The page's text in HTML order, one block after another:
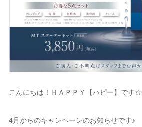
こんにちは！ＨＡＰＰＹ【ハピー】です☆
4月からのキャンペーンのお知らせです♪